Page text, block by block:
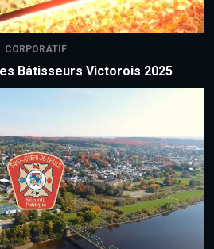
CORPORATIF
Bâtisseurs Victorois 2025